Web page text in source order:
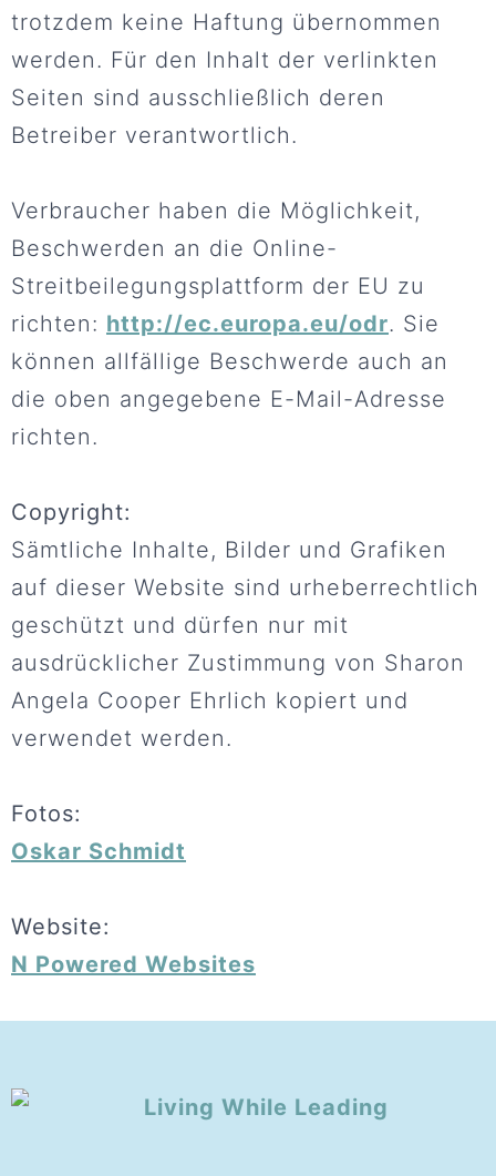
trotzdem keine Haftung übernommen
werden. Für den Inhalt der verlinkten
Seiten sind ausschließlich deren
Betreiber verantwortlich.
Verbraucher haben die Möglichkeit,
Beschwerden an die Online-
Streitbeilegungsplattform der EU zu
richten: http://ec.europa.eu/odr. Sie
können allfällige Beschwerde auch an
die oben angegebene E-Mail-Adresse
richten.
Copyright:
Sämtliche Inhalte, Bilder und Grafiken
auf dieser Website sind urheberrechtlich
geschützt und dürfen nur mit
ausdrücklicher Zustimmung von Sharon
Angela Cooper Ehrlich kopiert und
verwendet werden.
Fotos:
Oskar Schmidt
Website:
N Powered Websites